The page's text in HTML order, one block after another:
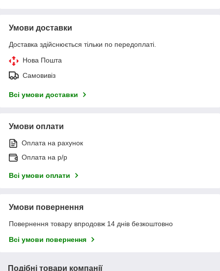
Умови доставки
Доставка здійснюється тільки по передоплаті.
Нова Пошта
Самовивіз
Всі умови доставки
Умови оплати
Оплата на рахунок
Оплата на р/р
Всі умови оплати
Умови повернення
Повернення товару впродовж 14 днів безкоштовно
Всі умови повернення
Подібні товари компанії